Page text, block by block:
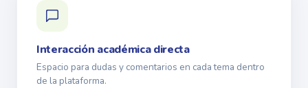
Interacción académica directa
Espacio para dudas y comentarios en cada tema dentro
de la plataforma.